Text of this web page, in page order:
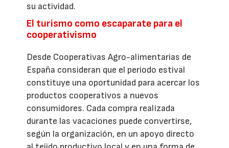
su actividad.
El turismo como escaparate para el
cooperativismo
Desde Cooperativas Agro-alimentarias de
España consideran que el periodo estival
constituye una oportunidad para acercar los
productos cooperativos a nuevos
consumidores. Cada compra realizada
durante las vacaciones puede convertirse,
según la organización, en un apoyo directo